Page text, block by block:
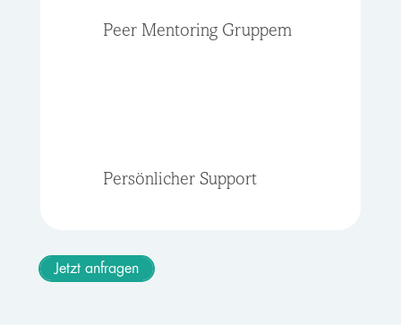
Peer Mentoring Gruppem
Persönlicher Support
Jetzt anfragen